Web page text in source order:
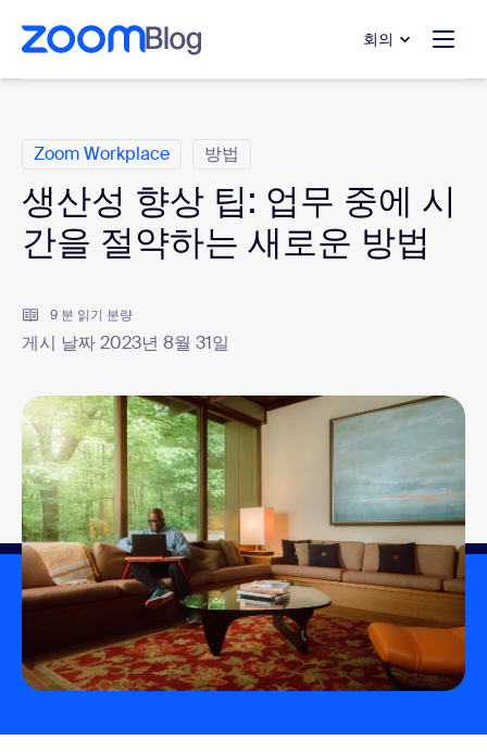
으로 건너뛰기
팅으로 건너뛰기
회의
Zoom Workplace 방법
생산성 향상 팁: 업무 중에 시
간을 절약하는 새로운 방법
9 분 읽기 분량
게시 날짜 2023년 8월 31일